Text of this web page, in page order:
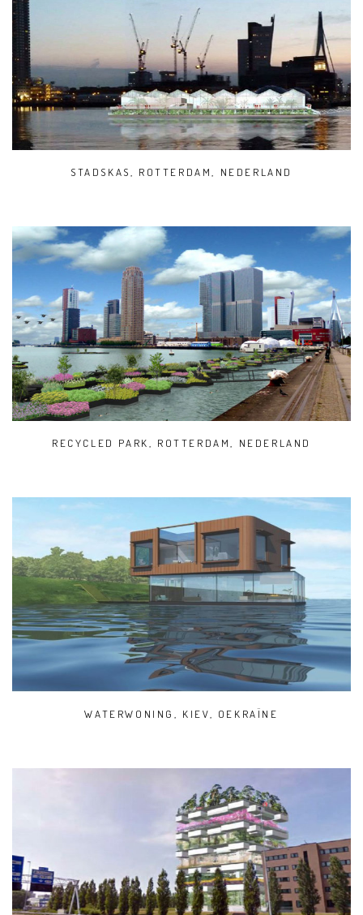
STADSKAS, ROTTERDAM, NEDERLAND
RECYCLED PARK, ROTTERDAM, NEDERLAND
WATERWONING, KIEV, OEKRAÏNE